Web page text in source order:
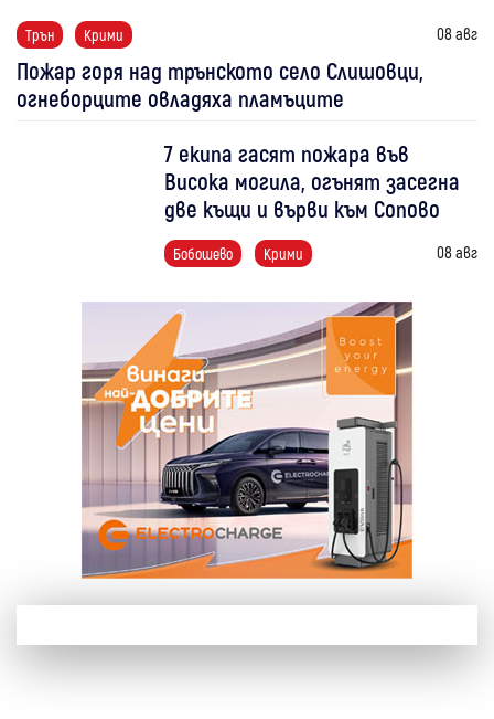
Трън Крими 08 авг
Пожар горя над трънското село Слишовци,
огнеборците овладяха пламъците
7 екипа гасят пожара във
Висока могила, огънят засегна
две къщи и върви към Сопово
Бобошево Крими 08 авг